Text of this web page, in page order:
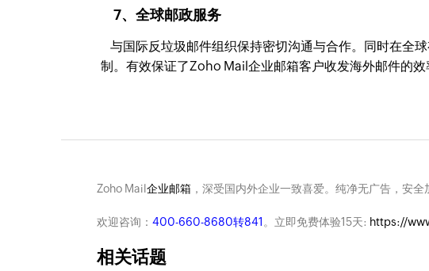
7、全球邮政服务
与国际反垃圾邮件组织保持密切沟通与合作。同时在全
制。有效保证了Zoho Mail企业邮箱客户收发海外邮件的效
Zoho Mail企业邮箱，深受国内外企业一致喜爱。纯净无广告，安全
欢迎咨询： 400-660-8680转841 。立即免费体验15天: https://
相关话题